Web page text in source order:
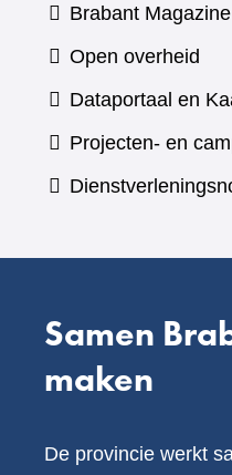
Brabant Magazine
Open overheid
Dataportaal en
Projecten- en
Samen
maken
De provincie werkt